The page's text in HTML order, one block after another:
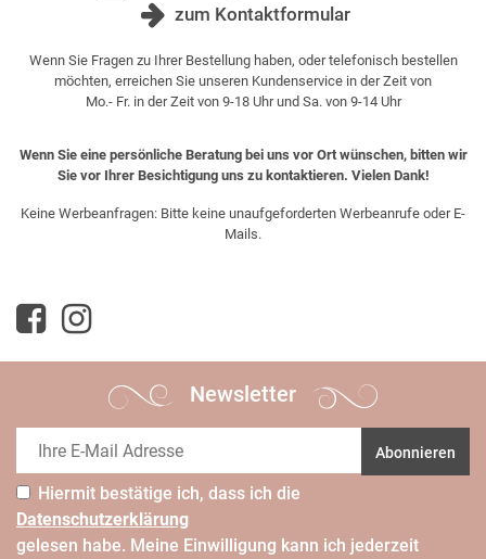
zum Kontaktformular
Wenn Sie Fragen zu Ihrer Bestellung haben, oder telefonisch bestellen
möchten, erreichen Sie unseren Kundenservice in der Zeit von
Mo.- Fr. in der Zeit von 9-18 Uhr und Sa. von 9-14 Uhr
Wenn Sie eine persönliche Beratung bei uns vor Ort wünschen, bitten wir
Sie vor Ihrer Besichtigung uns zu kontaktieren. Vielen Dank!
Keine Werbeanfragen: Bitte keine unaufgeforderten Werbeanrufe oder E-
Mails.
Newsletter
Abonnieren
Hiermit bestätige ich, dass ich die
Daten­schutz­erklärung
gelesen habe. Meine Einwilligung kann ich jederzeit